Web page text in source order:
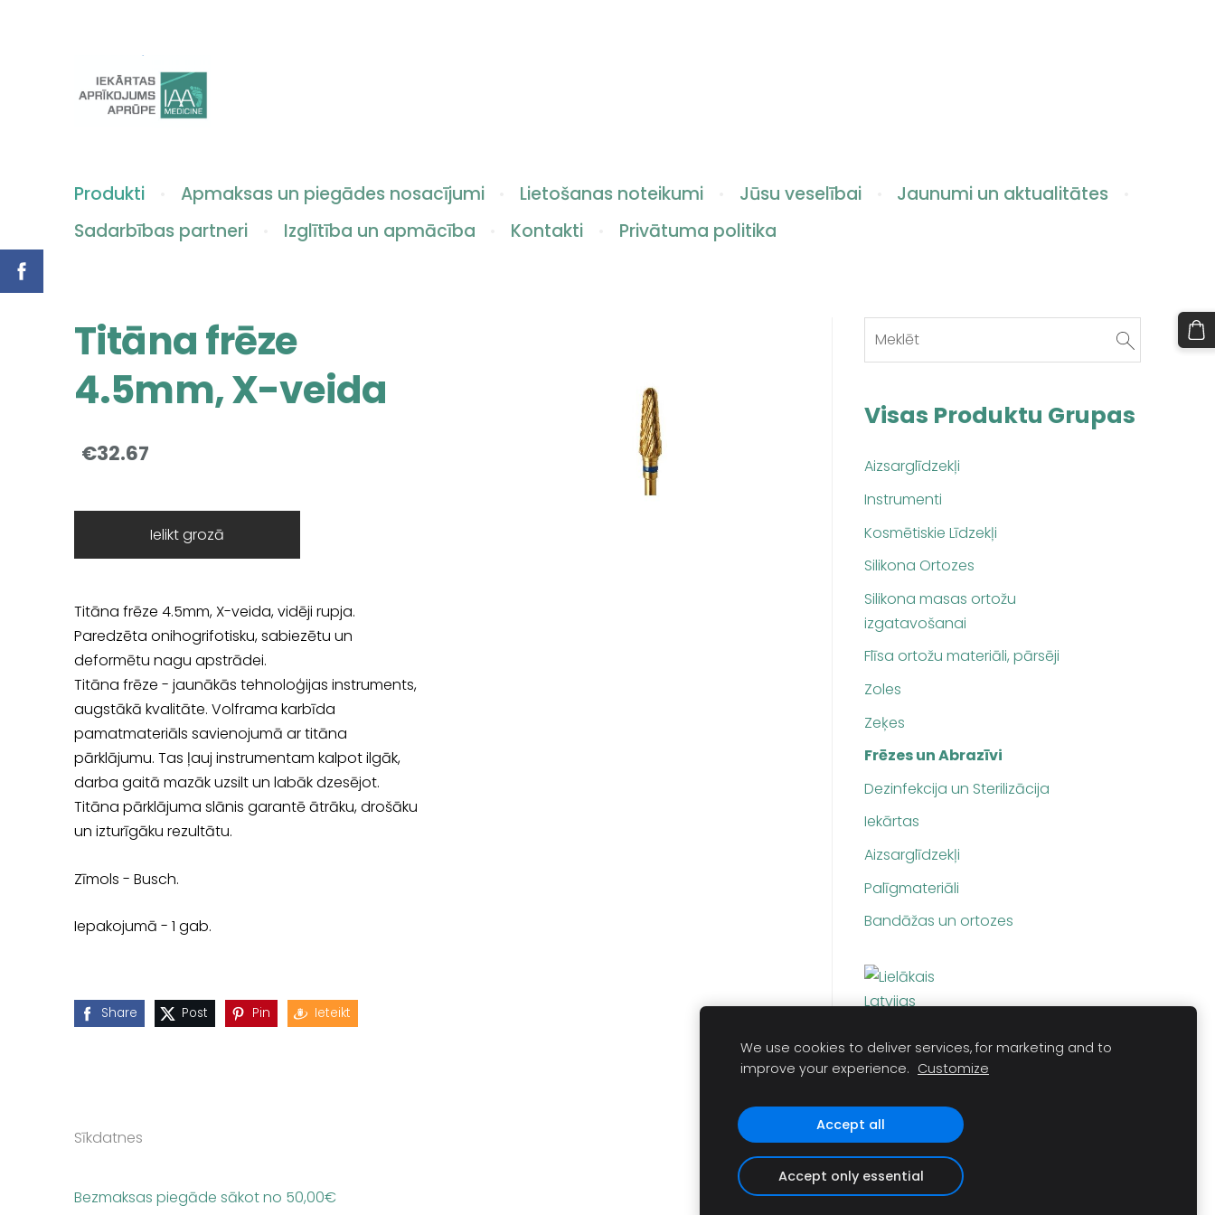
Produkti Apmaksas un piegādes nosacījumi Lietošanas noteikumi Jūsu veselībai
Jaunumi un aktualitātes
Sadarbības partneri
Izglītība un apmācība Kontakti Privātuma politika
Visas Produktu Grupas
Aizsarglīdzekļi
Instrumenti
Kosmētiskie Līdzekļi
Silikona Ortozes
Silikona masas ortožu
izgatavošanai
Flīsa ortožu materiāli, pārsēji
Zoles
Zeķes
Frēzes un Abrazīvi
Dezinfekcija un Sterilizācija
Iekārtas
Aizsarglīdzekļi
Palīgmateriāli
Bandāžas un ortozes
Titāna frēze
4.5mm, X-veida
€32.67
Ielikt grozā
Titāna frēze 4.5mm, X-veida, vidēji rupja.
Paredzēta onihogrifotisku, sabiezētu un
deformētu nagu apstrādei.
Titāna frēze - jaunākās tehnoloģijas instruments,
augstākā kvalitāte. Volframa karbīda
pamatmateriāls savienojumā ar titāna
pārklājumu. Tas ļauj instrumentam kalpot ilgāk,
darba gaitā mazāk uzsilt un labāk dzesējot.
Titāna pārklājuma slānis garantē ātrāku, drošāku
un izturīgāku rezultātu.
Zīmols - Busch.
Iepakojumā - 1 gab.
Share Post Pin Ieteikt
Sīkdatnes
Bezmaksas piegāde sākot no 50,00€
We use cookies to deliver services, for marketing and to
improve your experience. Customize
Accept all
Accept only essential